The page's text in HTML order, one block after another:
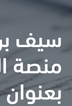
سيف
منصة